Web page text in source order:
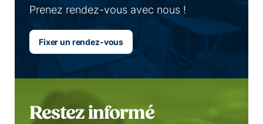
Prenez rendez-vous avec nous !
Fixer un rendez-vous
Restez informé